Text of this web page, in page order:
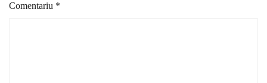
Comentariu *